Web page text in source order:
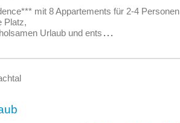
mit 8 Appartements für 2-4 Personen
Platz,
Urlaub und ents ...